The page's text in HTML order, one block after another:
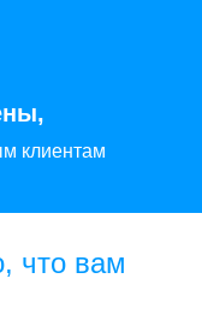
клиентам
что вам